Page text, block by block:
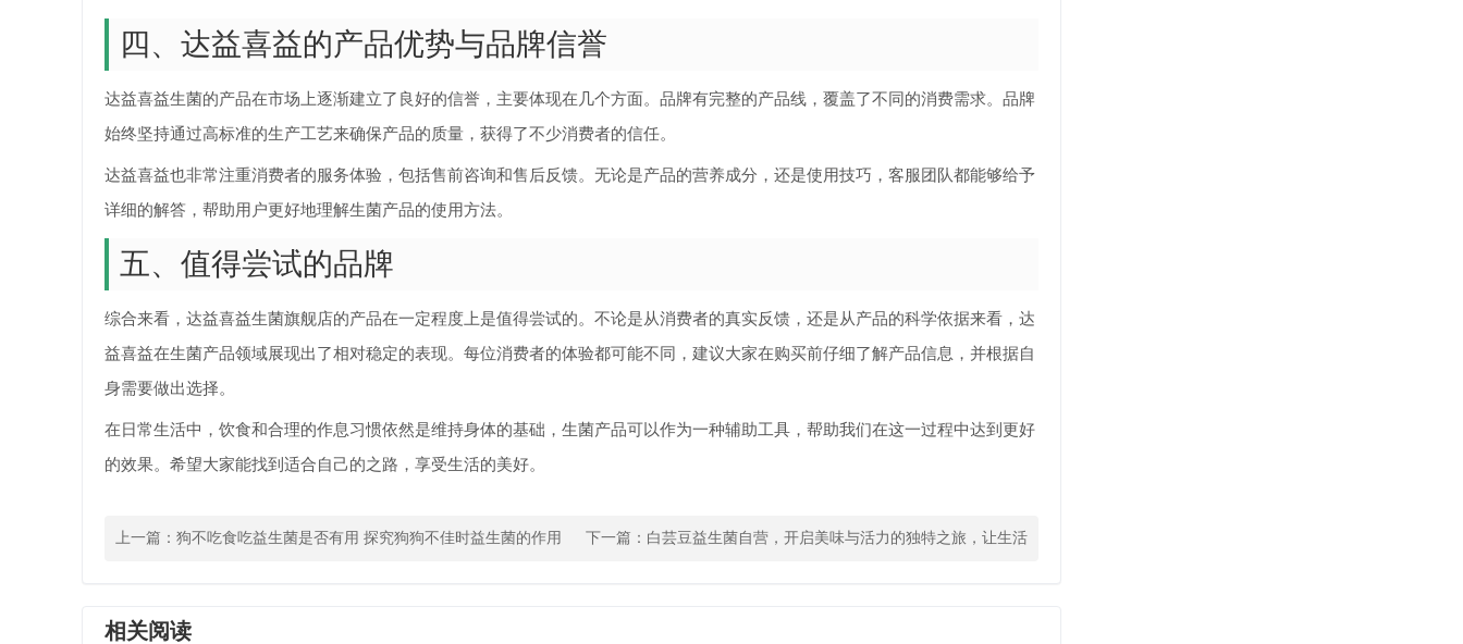
四、达益喜益的产品优势与品牌信誉
达益喜益生菌的产品在市场上逐渐建立了良好的信誉，主要体现在几个方面。品牌有完整的产品线，覆盖了不同的消费需求。品牌
始终坚持通过高标准的生产工艺来确保产品的质量，获得了不少消费者的信任。
达益喜益也非常注重消费者的服务体验，包括售前咨询和售后反馈。无论是产品的营养成分，还是使用技巧，客服团队都能够给予
详细的解答，帮助用户更好地理解生菌产品的使用方法。
五、值得尝试的品牌
综合来看，达益喜益生菌旗舰店的产品在一定程度上是值得尝试的。不论是从消费者的真实反馈，还是从产品的科学依据来看，达
益喜益在生菌产品领域展现出了相对稳定的表现。每位消费者的体验都可能不同，建议大家在购买前仔细了解产品信息，并根据自
身需要做出选择。
在日常生活中，饮食和合理的作息习惯依然是维持身体的基础，生菌产品可以作为一种辅助工具，帮助我们在这一过程中达到更好
的效果。希望大家能找到适合自己的之路，享受生活的美好。
上一篇： 狗不吃食吃益生菌是否有用 探究狗狗不佳时益生菌的作用 下一篇： 白芸豆益生菌自营，开启美味与活力的独特之旅，让生活
相关阅读